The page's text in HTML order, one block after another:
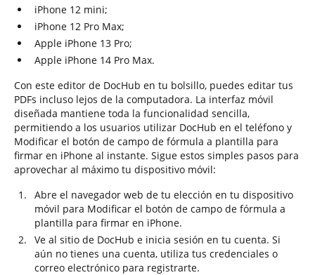
iPhone 12 mini;
iPhone 12 Pro Max;
Apple iPhone 13 Pro;
Apple iPhone 14 Pro Max.
Con este editor de DocHub en tu bolsillo, puedes editar tus
PDFs incluso lejos de la computadora. La interfaz móvil
diseñada mantiene toda la funcionalidad sencilla,
permitiendo a los usuarios utilizar DocHub en el teléfono y
Modificar el botón de campo de fórmula a plantilla para
firmar en iPhone al instante. Sigue estos simples pasos para
aprovechar al máximo tu dispositivo móvil:
Abre el navegador web de tu elección en tu dispositivo
móvil para Modificar el botón de campo de fórmula a
plantilla para firmar en iPhone.
Ve al sitio de DocHub e inicia sesión en tu cuenta. Si
aún no tienes una cuenta, utiliza tus credenciales o
correo electrónico para registrarte.